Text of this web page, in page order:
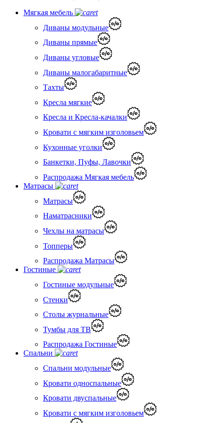
Мягкая мебель
Диваны модульные
Диваны прямые
Диваны угловые
Диваны малогабаритные
Тахты
Кресла мягкие
Кресла и Кресла-качалки
Кровати с мягким изголовьем
Кухонные уголки
Банкетки, Пуфы, Лавочки
Распродажа Мягкая мебель
Матрасы
Матрасы
Наматрасники
Чехлы на матрасы
Топперы
Распродажа Матрасы
Гостиные
Гостиные модульные
Стенки
Столы журнальные
Тумбы для ТВ
Распродажа Гостиные
Спальни
Спальни модульные
Кровати односпальные
Кровати двуспальные
Кровати с мягким изголовьем